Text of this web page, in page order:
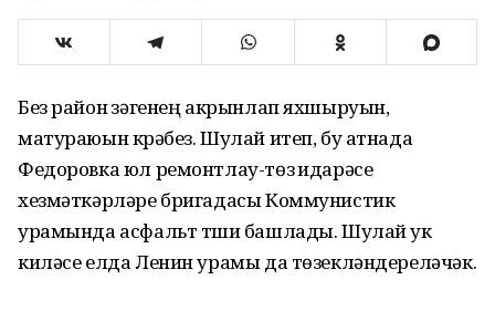
Без район үзәгенең акрынлап яхшыруын,
матураюын күрәбез. Шулай итеп, бу атнада
Федоровка юл ремонтлау-төзү идарәсе
хезмәткәрләре бригадасы Коммунистик
урамында асфальт түши башлады. Шулай ук
киләсе елда Ленин урамы да төзекләндереләчәк.